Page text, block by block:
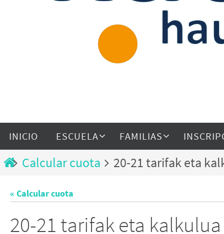
INICIO ESCUELA FAMILIAS
Calcular cuota 20-21 tarifak eta
« Calcular cuota
20-21 tarifak eta